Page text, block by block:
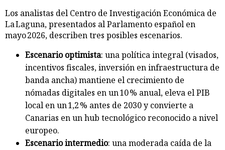
Los analistas del Centro de Investigación Económica de
La Laguna, presentados al Parlamento español en
mayo 2026, describen tres posibles escenarios.
Escenario optimista: una política integral (visados,
incentivos fiscales, inversión en infraestructura de
banda ancha) mantiene el crecimiento de
nómadas digitales en un 10 % anual, eleva el PIB
local en un 1,2 % antes de 2030 y convierte a
Canarias en un hub tecnológico reconocido a nivel
europeo.
Escenario intermedio: una moderada caída de la